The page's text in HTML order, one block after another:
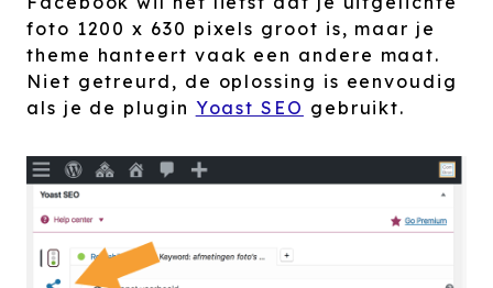
foto 1200 x 630 pixels groot is, maar je
theme hanteert vaak een andere maat.
Niet getreurd, de oplossing is eenvoudig
als je de plugin Yoast SEO gebruikt.